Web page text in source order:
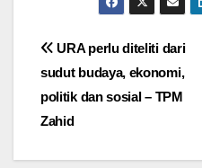
Post
navigation
URA perlu diteliti dari
sudut budaya, ekonomi,
politik dan sosial – TPM
Zahid